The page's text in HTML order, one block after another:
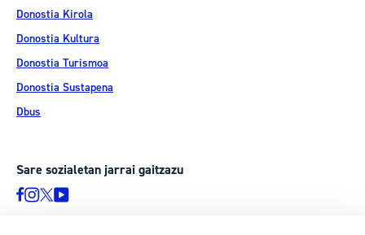
Donostia Kirola
Donostia Kultura
Donostia Turismoa
Donostia Sustapena
Dbus
Sare sozialetan jarrai gaitzazu